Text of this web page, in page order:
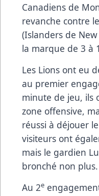
Canadiens de
revanche contre
(Islanders de
la marque de 3 à
Les Lions ont eu
au premier
minute de jeu, ils
zone offensive,
réussi à déjouer
visiteurs ont
mais le gardien
bronché non plus.
Au 2e